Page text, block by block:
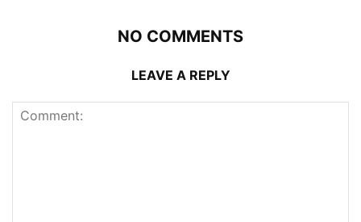
NO COMMENTS
LEAVE A REPLY